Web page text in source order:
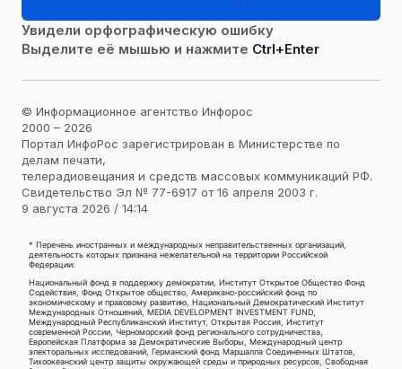
Увидели орфографическую ошибку
Выделите её мышью и нажмите Ctrl+Enter
© Информационное агентство Инфорос
2000 – 2026
Портал ИнфоРос зарегистрирован в Министерстве по
делам печати,
телерадиовещания и средств массовых коммуникаций РФ.
Свидетельство Эл № 77-6917 от 16 апреля 2003 г.
9 августа 2026 / 14:14